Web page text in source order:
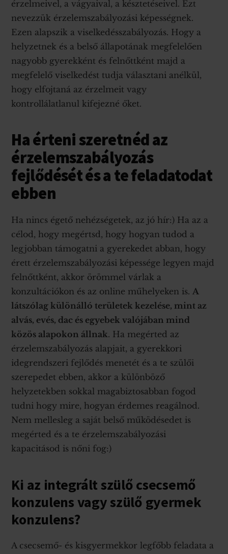
érzelmeivel, a vágyaival, a késztetéseivel. Ezt
nevezzük érzelemszabályozási képességnek.
Ezen alapszik a viselkedésszabályozás. Hogy a
helyzetnek és a belső állapotának megfelelően
nagyobb gyerekként és felnőttként majd a
megfelelő viselkedést tudja választani anélkül,
hogy elfojtaná az érzelmeit vagy
kontrollálatlanul kifejezné őket.
Ha érteni szeretnéd az
érzelemszabályozás
fejlődését és a te feladatodat
ebben
Ha nincs égető nehézségetek, az jó hír:) Ha az a
célod, hogy megértsd, hogy hogyan tudod a
legjobban támogatni a gyerekedet abban, hogy
érett érzelemszabályozási képessége legyen majd
felnőttként, akkor örömmel várlak a
konzultációkon és az online műhelyeken is.A
látszólag különálló területek kezelése, mint az
alvás, evés, dac és egyebek valójában mind
közös alapokon állnak. Ha megérted az
érzelemszabályozás alapjait, a gyerekkori
idegrendszeri fejlődés menetét és a te szülői
szerepedet ebben, akkor a különböző
helyzetekben sokkal magabiztosabban fogod
tudni hogy mire, hogyan érdemes reagálnod.
Nem mellesleg a saját belső működésedet is
megérted és a te érzelemszabályozási
kapacitásod is nőni fog:)
Ki az integrált szülő csecsemő
konzulens vagy szülő gyermek
konzulens?
A csecsemő- és kisgyermekkor legfőbb feladata a